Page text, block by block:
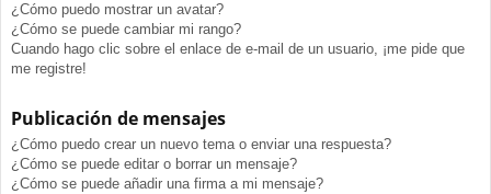
¿Cómo puedo mostrar un avatar?
¿Cómo se puede cambiar mi rango?
Cuando hago clic sobre el enlace de e-mail de un usuario, ¡me pide que
me registre!
Publicación de mensajes
¿Cómo puedo crear un nuevo tema o enviar una respuesta?
¿Cómo se puede editar o borrar un mensaje?
¿Cómo se puede añadir una firma a mi mensaje?